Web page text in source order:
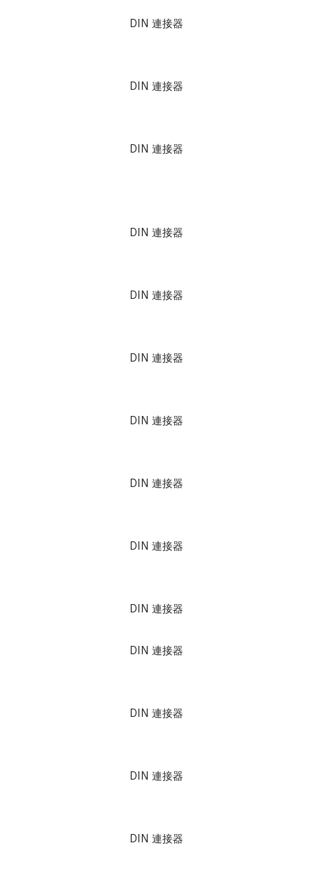
DIN 連接器
DIN 連接器
DIN 連接器
DIN 連接器
DIN 連接器
DIN 連接器
DIN 連接器
DIN 連接器
DIN 連接器
DIN 連接器
DIN 連接器
DIN 連接器
DIN 連接器
DIN 連接器